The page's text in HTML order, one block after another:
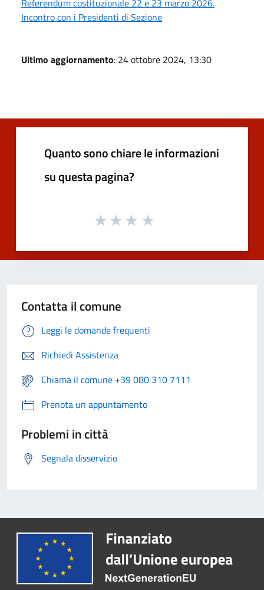
Incontro con i Presidenti di Sezione
Ultimo aggiornamento: 24 ottobre 2024, 13:30
Quanto sono chiare le informazioni
su questa pagina?
Contatta il comune
Leggi le domande frequenti
Richiedi Assistenza
Chiama il comune +39 080 310 7111
Prenota un appuntamento
Problemi in città
Segnala disservizio